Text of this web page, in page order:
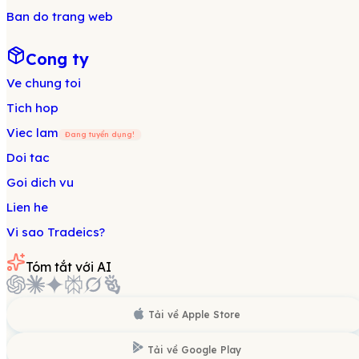
Ban do trang web
Cong ty
Ve chung toi
Tich hop
Viec lam
Đang tuyển dụng!
Doi tac
Goi dich vu
Lien he
Vi sao Tradeics?
Tóm tắt với AI
Tải về Apple Store
Tải về Google Play